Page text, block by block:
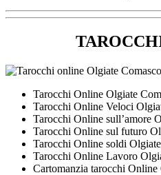
Tarocchi Online Olgiate
Tarocchi Online Veloci
Tarocchi Online sull’amore
Tarocchi Online sul futuro
Tarocchi Online soldi
Tarocchi Online Lavoro
Cartomanzia tarocchi Online